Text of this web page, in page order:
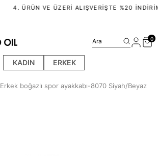
4. ÜRÜN VE ÜZERI ALIŞVERIŞTE %20
KADIN ERKEK
Ara 0
Erkek boğazlı spor ayakkabı-8070 Siyah/Beyaz